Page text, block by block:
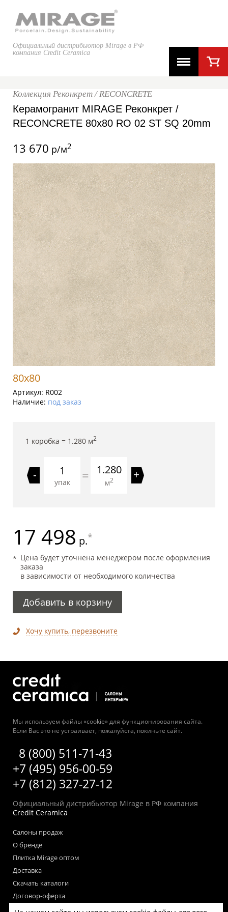
Официальный дистрибьютор Mirage в РФ
компания Credit Ceramica
Коллекция Реконкрет / RECONCRETE
Керамогранит MIRAGE Реконкрет /
RECONCRETE 80x80 RO 02 ST SQ 20mm
13 670 р/м2
80x80
Артикул: R002
Наличие: под заказ
1 коробка = 1.280 м2
-
упак = 1.280
м2 +
17 498 р.*
Цена будет уточнена менеджером после оформления
заказа
в зависимости от необходимого количества
Добавить в корзину
Хочу купить, перезвоните
Мы используем файлы «cookie» для функционирования сайта.
Если Вас это не устраивает, пожалуйста, покиньте сайт.
8 (800) 511-71-43
+7 (495) 956-00-59
+7 (812) 327-27-12
Официальный дистрибьютор Mirage в РФ компания
Credit Ceramica
Салоны продаж
О бренде
Плитка Mirage оптом
Доставка
Скачать каталоги
Договор-оферта
Пользовательское соглашение